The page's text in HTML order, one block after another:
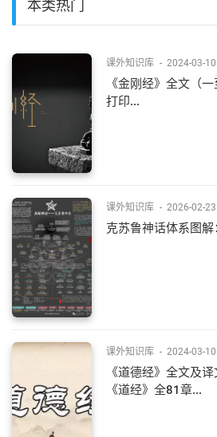
本类热门
课外知识库 - 2024-03-10
《金刚经》全文（
打印...
课外知识库 - 2026-02-23
克苏鲁神话体系图
课外知识库 - 2024-03-10
《道德经》全文及
《道经》全81章...